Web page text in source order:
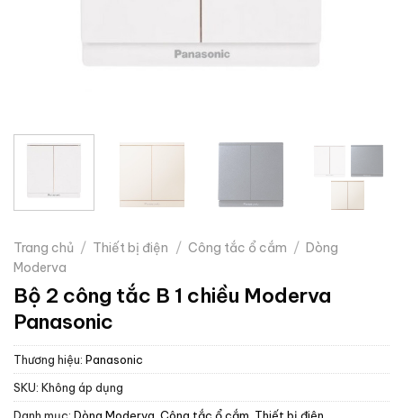
Trang chủ / Thiết bị điện / Công tắc ổ cắm / Dòng
Moderva
Bộ 2 công tắc B 1 chiều Moderva
Panasonic
Thương hiệu: Panasonic
SKU: Không áp dụng